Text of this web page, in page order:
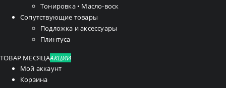
Тонировка • Масло-воск
Сопутствующие товары
Подложка и аксессуары
Плинтуса
ТОВАР МЕСЯЦААКЦИИ
Мой аккаунт
Корзина